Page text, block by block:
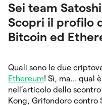
Sei team
Scopri il profilo
Bitcoin ed
Quali sono le due
Ethereum! Sì, ma… qual
nell’articolo dello
Kong, Grifondoro contro